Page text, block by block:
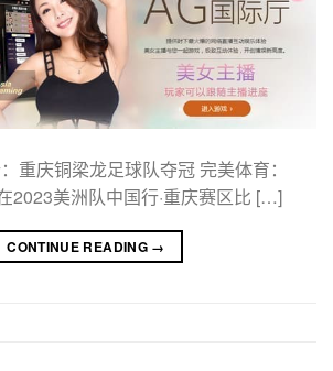
重庆铜梁龙足球队夺冠 完美体育：
2023美洲队中国行·重庆赛区比 […]
CONTINUE READING →